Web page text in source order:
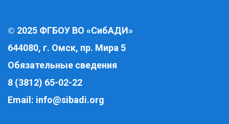
© 2025 ФГБОУ ВО «СибАДИ»
644080, г. Омск, пр. Мира 5
Обязательные сведения
8 (3812) 65-02-22
Email: info@sibadi.org